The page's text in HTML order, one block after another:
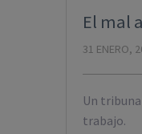
El mal
31 ENERO,
Un
trabajo.